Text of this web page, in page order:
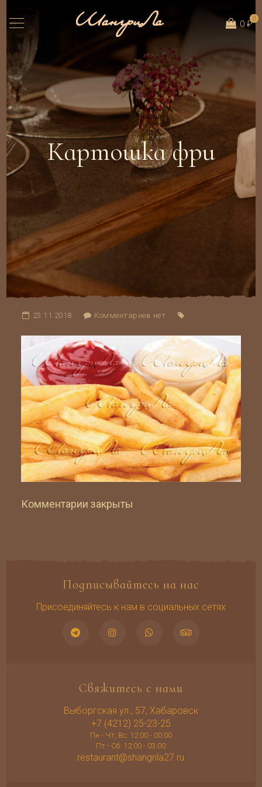
0
0 ₽
Картошка фри
23.11.2018 Комментариев нет
Комментарии закрыты
Подписывайтесь на нас
Присоединяйтесь к нам в социальных сетях
Свяжитесь с нами
Выборгская ул., 57, Хабаровск
+7 (4212) 25-23-25
Пн - Чт, Вс: 12:00 - 00:00
Пт - Сб: 12:00 - 03:00
restaurant@shangrila27.ru